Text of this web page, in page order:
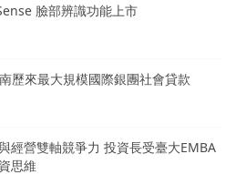
臉部辨識功能上市
歷來最大規模國際銀團社會貸款
經營雙軸競爭力 投資長受臺大EMBA
思維